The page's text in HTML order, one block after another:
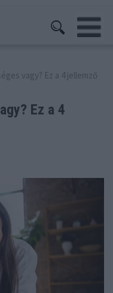
vagy? Ez a 4 jellemző
Ez a 4